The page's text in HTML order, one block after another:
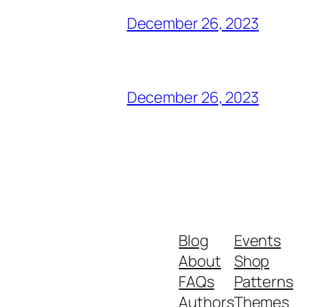
December 26, 2023
December 26, 2023
Blog
About
FAQs
Authors
Events
Shop
Patterns
Themes